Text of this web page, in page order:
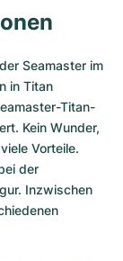
Seamaster im
in Titan
Titan-
Kein Wunder,
Vorteile.
der
Inzwischen